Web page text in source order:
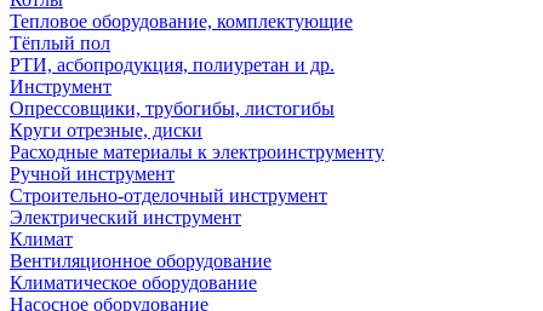
Тепловое оборудование, комплектующие
Тёплый пол
РТИ, асбопродукция, полиуретан и др.
Инструмент
Опрессовщики, трубогибы, листогибы
Круги отрезные, диски
Расходные материалы к электроинструменту
Ручной инструмент
Строительно-отделочный инструмент
Электрический инструмент
Климат
Вентиляционное оборудование
Климатическое оборудование
Насосное оборудование